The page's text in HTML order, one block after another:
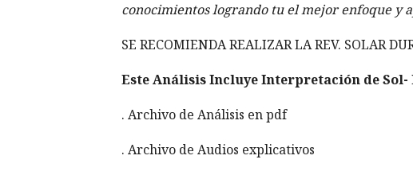
conocimientos logrando tu el mejor enfoque y
SE RECOMIENDA REALIZAR LA REV. SOLAR
Este Análisis Incluye Interpretación de
. Archivo de Análisis en pdf
. Archivo de Audios explicativos